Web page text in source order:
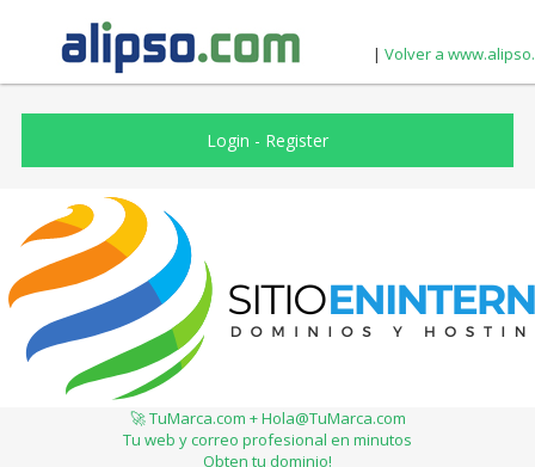
| Volver a
Login - Register
🚀 TuMarca.com + Hola@TuMarca.com
Tu web y correo profesional en minutos
Obten tu dominio!